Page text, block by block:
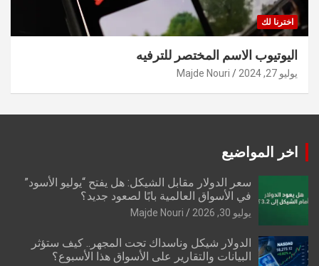
اخترنا لك
اليوتيوب الاسم المختصر للترفيه
يوليو 27, 2024 Majde Nouri
اخر المواضيع
سعر الدولار مقابل الشيكل: هل يفتح “يوليو الأسود”
في الأسواق العالمية بابًا لصعود جديد؟
يوليو 30, 2026 Majde Nouri
الدولار شيكل وناسداك تحت المجهر.. كيف ستؤثر
البيانات والتقارير على الأسواق هذا الأسبوع؟